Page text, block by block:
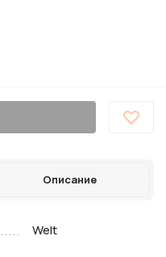
Описание
Welt